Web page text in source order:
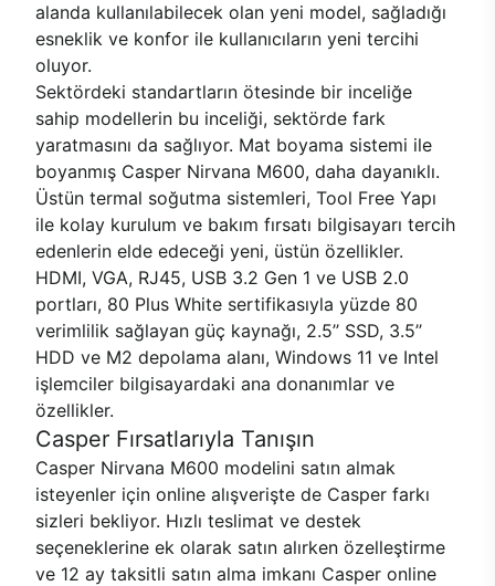
alanda kullanılabilecek olan yeni model, sağladığı
esneklik ve konfor ile kullanıcıların yeni tercihi
oluyor.
Sektördeki standartların ötesinde bir inceliğe
sahip modellerin bu inceliği, sektörde fark
yaratmasını da sağlıyor. Mat boyama sistemi ile
boyanmış Casper Nirvana M600, daha dayanıklı.
Üstün termal soğutma sistemleri, Tool Free Yapı
ile kolay kurulum ve bakım fırsatı bilgisayarı tercih
edenlerin elde edeceği yeni, üstün özellikler.
HDMI, VGA, RJ45, USB 3.2 Gen 1 ve USB 2.0
portları, 80 Plus White sertifikasıyla yüzde 80
verimlilik sağlayan güç kaynağı, 2.5’’ SSD, 3.5’’
HDD ve M2 depolama alanı, Windows 11 ve Intel
işlemciler bilgisayardaki ana donanımlar ve
özellikler.
Casper Fırsatlarıyla Tanışın
Casper Nirvana M600 modelini satın almak
isteyenler için online alışverişte de Casper farkı
sizleri bekliyor. Hızlı teslimat ve destek
seçeneklerine ek olarak satın alırken özelleştirme
ve 12 ay taksitli satın alma imkanı Casper online